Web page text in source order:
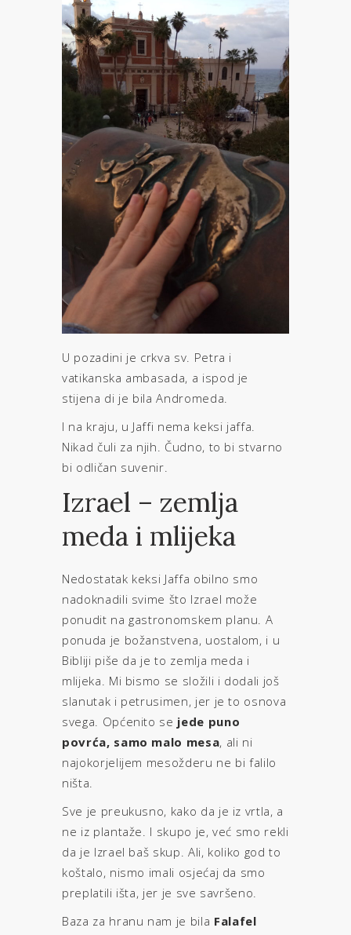
U pozadini je crkva sv. Petra i
vatikanska ambasada, a ispod je
stijena di je bila Andromeda.
I na kraju, u Jaffi nema keksi jaffa.
Nikad čuli za njih. Čudno, to bi stvarno
bi odličan suvenir.
Izrael – zemlja
meda i mlijeka
Nedostatak keksi Jaffa obilno smo
nadoknadili svime što Izrael može
ponudit na gastronomskem planu. A
ponuda je božanstvena, uostalom, i u
Bibliji piše da je to zemlja meda i
mlijeka. Mi bismo se složili i dodali još
slanutak i petrusimen, jer je to osnova
svega. Općenito se jede puno
povrća, samo malo mesa, ali ni
najokorjelijem mesožderu ne bi falilo
ništa.
Sve je preukusno, kako da je iz vrtla, a
ne iz plantaže. I skupo je, već smo rekli
da je Izrael baš skup. Ali, koliko god to
koštalo, nismo imali osjećaj da smo
preplatili išta, jer je sve savršeno.
Baza za hranu nam je bila Falafel